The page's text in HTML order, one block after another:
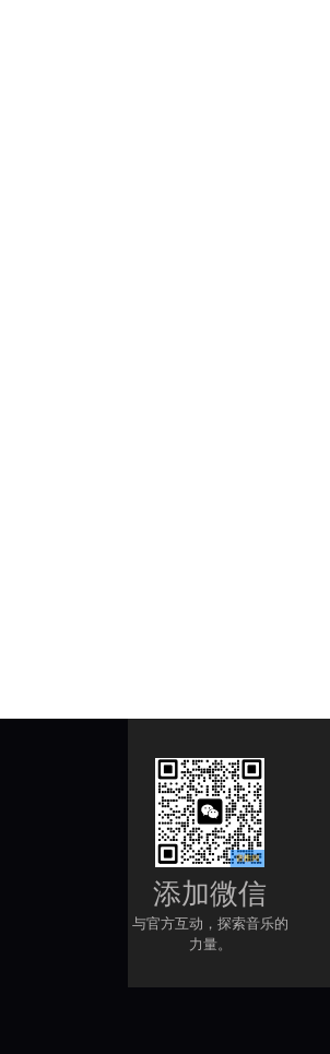
添加微信
与官方互动，探索音乐的
力量。